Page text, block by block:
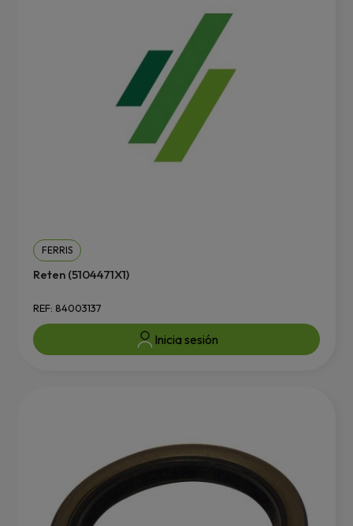
FERRIS
Reten (5104471X1)
REF: 84003137
Inicia sesión